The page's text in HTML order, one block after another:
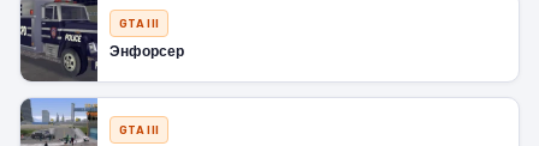
GTA III
Энфорсер
GTA III